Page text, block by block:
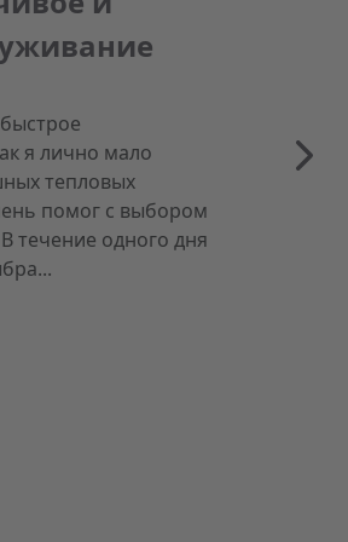
я лично мало
тепловых
помог с выбором
течение одного дня